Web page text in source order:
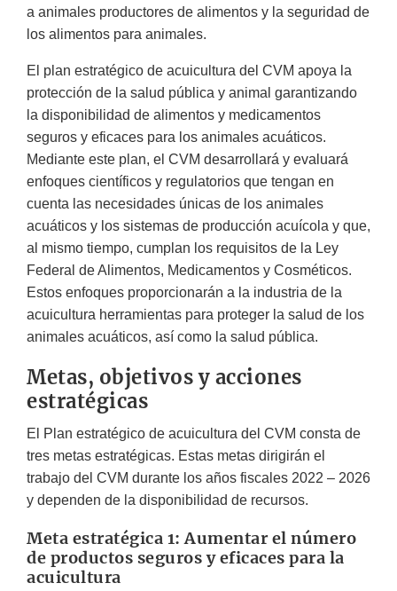
a animales productores de alimentos y la seguridad de
los alimentos para animales.
El plan estratégico de acuicultura del CVM apoya la
protección de la salud pública y animal garantizando
la disponibilidad de alimentos y medicamentos
seguros y eficaces para los animales acuáticos.
Mediante este plan, el CVM desarrollará y evaluará
enfoques científicos y regulatorios que tengan en
cuenta las necesidades únicas de los animales
acuáticos y los sistemas de producción acuícola y que,
al mismo tiempo, cumplan los requisitos de la Ley
Federal de Alimentos, Medicamentos y Cosméticos.
Estos enfoques proporcionarán a la industria de la
acuicultura herramientas para proteger la salud de los
animales acuáticos, así como la salud pública.
Metas, objetivos y acciones
estratégicas
El Plan estratégico de acuicultura del CVM consta de
tres metas estratégicas. Estas metas dirigirán el
trabajo del CVM durante los años fiscales 2022 – 2026
y dependen de la disponibilidad de recursos.
Meta estratégica 1: Aumentar el número
de productos seguros y eficaces para la
acuicultura